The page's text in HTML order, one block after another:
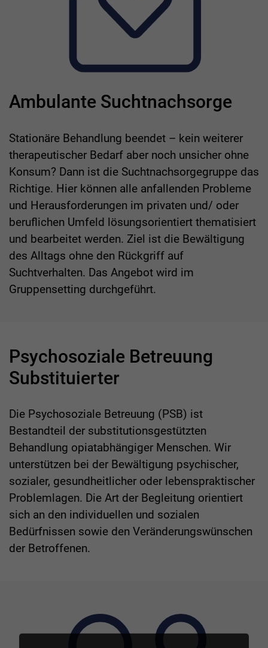
Ambulante Suchtnachsorge
Stationäre Behandlung beendet – kein weiterer
therapeutischer Bedarf aber noch unsicher ohne
Konsum? Dann ist die Suchtnachsorgegruppe das
Richtige. Hier können alle anfallenden Probleme
und Herausforderungen im privaten und/ oder
beruflichen Umfeld lösungsorientiert thematisiert
und bearbeitet werden. Ziel ist die Bewältigung
des Alltags ohne den Rückgriff auf
Suchtverhalten. Das Angebot wird im
Gruppensetting durchgeführt.
Psychosoziale Betreuung
Substituierter
Die Psychosoziale Betreuung (PSB) ist
Bestandteil der substitutionsgestützten
Behandlung opiatabhängiger Menschen. Wir
unterstützen bei der Bewältigung psychischer,
sozialer, gesundheitlicher oder lebenspraktischer
Problemlagen. Die Art der Begleitung orientiert
sich an den individuellen und sozialen
Bedürfnissen sowie den Veränderungswünschen
der Betroffenen.